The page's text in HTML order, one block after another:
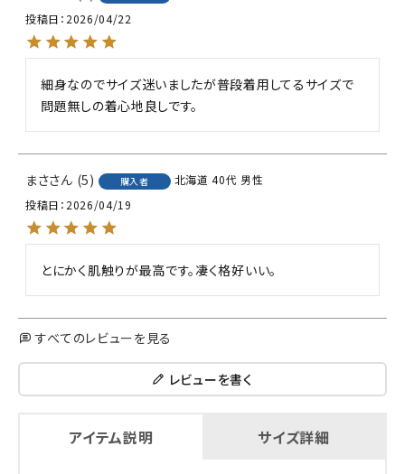
投稿日 2026/04/22
細身なのでサイズ迷いましたが普段着用してるサイズで
問題無しの着心地良しです。
まさ 5 購入者 北海道 40代 男性
投稿日 2026/04/19
とにかく肌触りが最高です。凄く格好いい。
すべてのレビューを見る
レビューを書く
アイテム説明 サイズ詳細